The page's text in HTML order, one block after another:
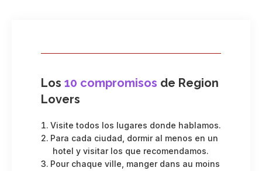
Los 10 compromisos de Region
Lovers
Visite todos los lugares donde hablamos.
Para cada ciudad, dormir al menos en un
hotel y visitar los que recomendamos.
Pour chaque ville, manger dans au moins